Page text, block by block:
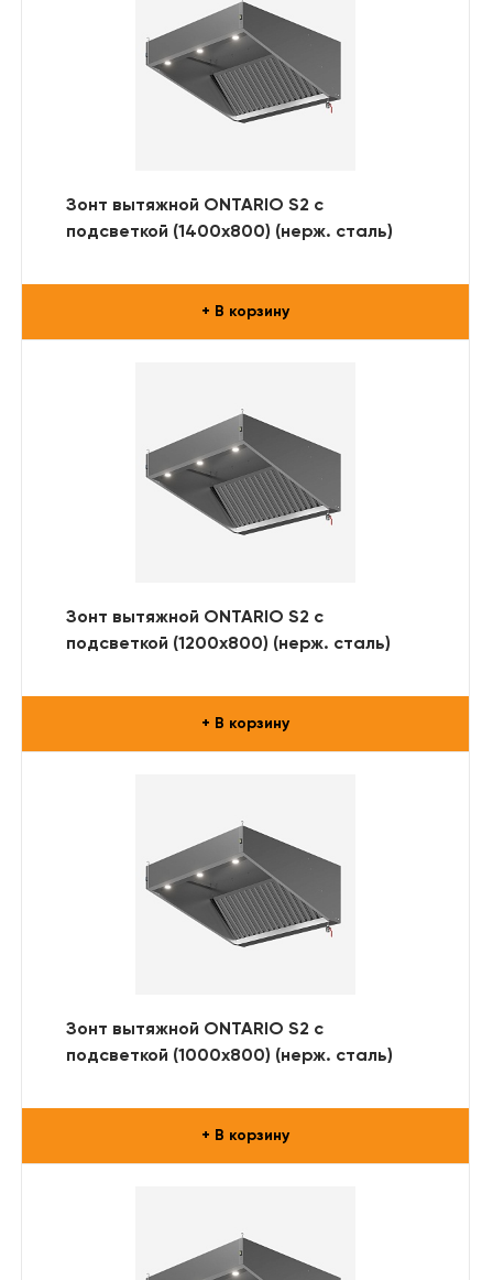
Зонт вытяжной ONTARIO S2 с
подсветкой (1400x800) (нерж. сталь)
+ В корзину
Зонт вытяжной ONTARIO S2 с
подсветкой (1200x800) (нерж. сталь)
+ В корзину
Зонт вытяжной ONTARIO S2 с
подсветкой (1000x800) (нерж. сталь)
+ В корзину